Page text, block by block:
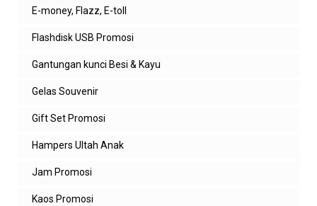
E-money, Flazz, E-toll
Flashdisk USB Promosi
Gantungan kunci Besi & Kayu
Gelas Souvenir
Gift Set Promosi
Hampers Ultah Anak
Jam Promosi
Kaos Promosi